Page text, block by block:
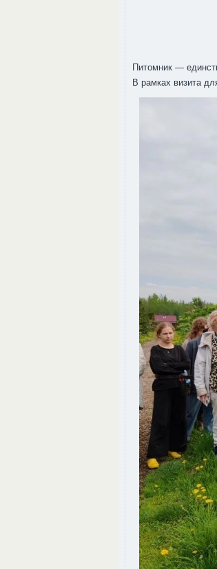
Питомник —
В рамках визита